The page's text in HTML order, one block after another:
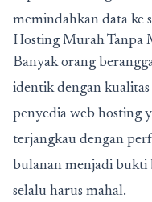
memindahkan data ke
Hosting Murah Tanpa
Banyak orang
identik dengan
penyedia web hosting
terjangkau dengan
bulanan menjadi bukti
selalu harus mahal.